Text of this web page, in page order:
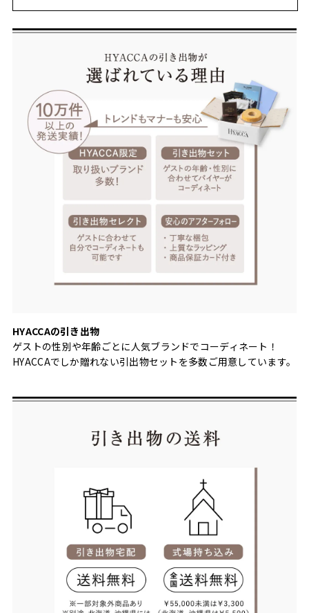
HYACCAの引き出物
ゲストの性別や年齢ごとに人気ブランドでコーディネート！
HYACCAでしか贈れない引出物セットを多数ご用意しています。